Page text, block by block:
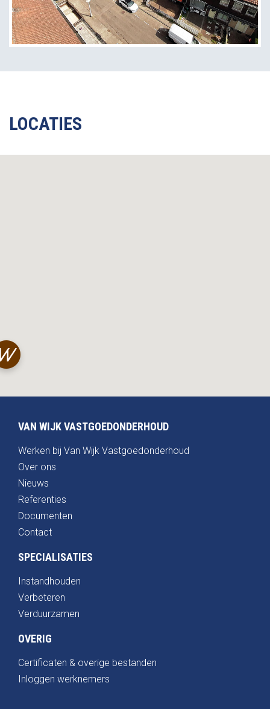
LOCATIES
VAN WIJK VASTGOEDONDERHOUD
Werken bij Van Wijk Vastgoedonderhoud
Over ons
Nieuws
Referenties
Documenten
Contact
SPECIALISATIES
Instandhouden
Verbeteren
Verduurzamen
OVERIG
Certificaten & overige bestanden
Inloggen werknemers